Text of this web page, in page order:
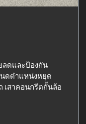
ลดและป้องกัน
นดตำแหน่งหยุด
เสาคอนกรีตกั้นล้อ